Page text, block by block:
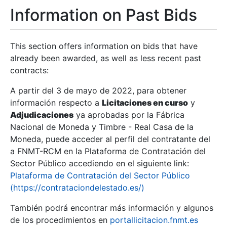
Show/Hide
Show/Hide
Information on Past Bids
This section offers information on bids that have
already been awarded, as well as less recent past
contracts:
A partir del 3 de mayo de 2022, para obtener
información respecto a Licitaciones en curso y
Adjudicaciones ya aprobadas por la Fábrica
Nacional de Moneda y Timbre - Real Casa de la
Moneda, puede acceder al perfil del contratante del
a FNMT-RCM en la Plataforma de Contratación del
Sector Público accediendo en el siguiente link:
Plataforma de Contratación del Sector Público
(https://contrataciondelestado.es/)
También podrá encontrar más información y algunos
de los procedimientos en portallicitacion.fnmt.es